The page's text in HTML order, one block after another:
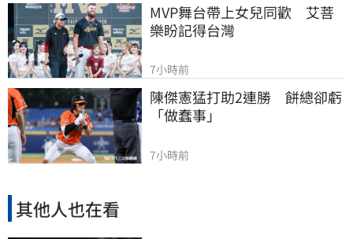
MVP舞台帶上女兒同歡　艾菩
樂盼記得台灣
7小時前
陳傑憲猛打助2連勝　餅總卻虧
「做蠢事」
7小時前
其他人也在看